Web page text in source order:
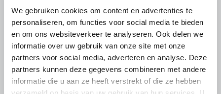
We gebruiken cookies om content en advertenties te
personaliseren, om functies voor social media te bieden
en om ons websiteverkeer te analyseren. Ook delen we
informatie over uw gebruik van onze site met onze
partners voor social media, adverteren en analyse. Deze
partners kunnen deze gegevens combineren met andere
informatie die u aan ze heeft verstrekt of die ze hebben
komen…
Lees meer